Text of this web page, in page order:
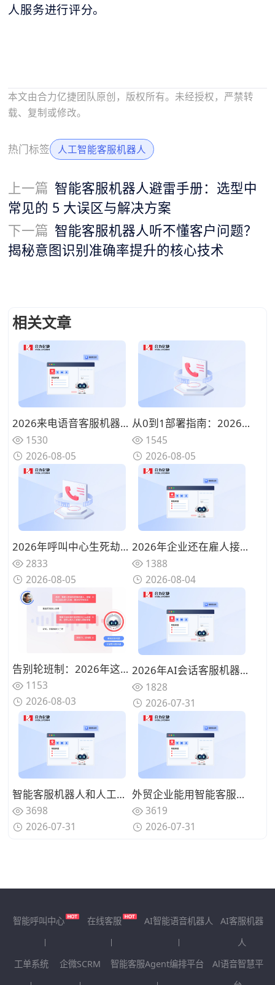
人服务进行评分。
本文由合力亿捷团队原创，版权所有。未经授权，严禁转
载、复制或修改。
热门标签 人工智能客服机器人
上一篇 智能客服机器人避雷手册：选型中
常见的 5 大误区与解决方案
下一篇 智能客服机器人听不懂客户问题？
揭秘意图识别准确率提升的核心技术
相关文章
2026来电语音客服机器人有哪些功能？全天候进线咨询自动接待方案
1530
2026-08-05
从0到1部署指南：2026年中小企业如何选型性价比最高的来电语音客服机器人？
1545
2026-08-05
2026年呼叫中心生死劫：不用来电语音客服机器人的企业正在失去Z世代客户
2833
2026-08-05
2026年企业还在雇人接电话？揭秘成本直降70%的来电语音客服机器人
1388
2026-08-04
告别轮班制：2026年这3款语音客服机器人，助您每月节省200+小时人工应答时长
1153
2026-08-03
2026年AI会话客服机器人哪些能力更重要？5款智能客服机器人AI能力分析
1828
2026-07-31
智能客服机器人和人工坐席怎么分工？人机配合高效服务客户模式
3698
2026-07-31
外贸企业能用智能客服机器人接待客户？适配海外客源沟通工具
3619
2026-07-31
智能呼叫中心 在线客服 AI智能语音机器人
AI客服机器
人
工单系统
企微SCRM 智能客服Agent编排平台
Al语音智慧平